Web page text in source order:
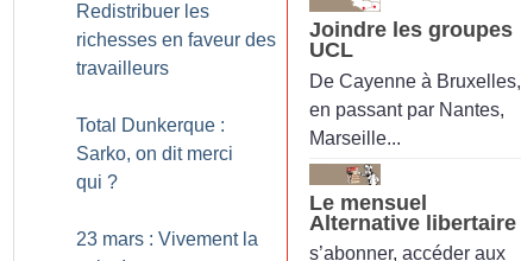
Redistribuer les
richesses en faveur des
travailleurs
Total Dunkerque :
Sarko, on dit merci
qui ?
23 mars : Vivement la
Joindre les groupes
UCL
De Cayenne à Bruxelles,
en passant par Nantes,
Marseille...
Le mensuel
Alternative libertaire
s’abonner, accéder aux